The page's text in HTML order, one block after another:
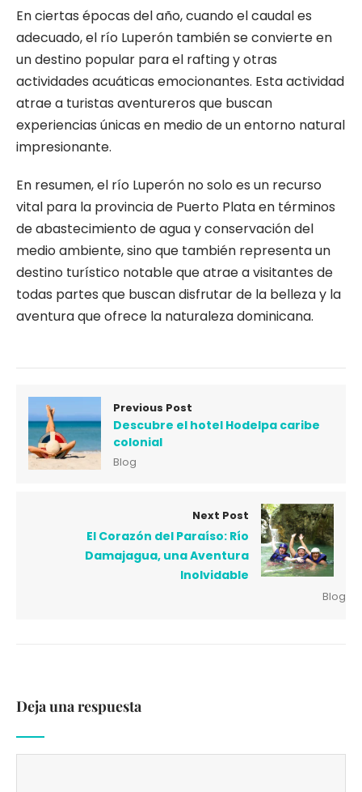
En ciertas épocas del año, cuando el caudal es
adecuado, el río Luperón también se convierte en
un destino popular para el rafting y otras
actividades acuáticas emocionantes. Esta actividad
atrae a turistas aventureros que buscan
experiencias únicas en medio de un entorno natural
impresionante.
En resumen, el río Luperón no solo es un recurso
vital para la provincia de Puerto Plata en términos
de abastecimiento de agua y conservación del
medio ambiente, sino que también representa un
destino turístico notable que atrae a visitantes de
todas partes que buscan disfrutar de la belleza y la
aventura que ofrece la naturaleza dominicana.
Previous Post
Descubre el hotel Hodelpa caribe
colonial
Blog
Next Post
El Corazón del Paraíso: Río
Damajagua, una Aventura
Inolvidable
Blog
Deja una respuesta